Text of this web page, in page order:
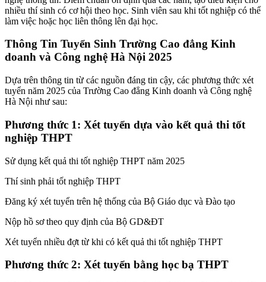
nhiều thí sinh có cơ hội theo học. Sinh viên sau khi tốt nghiệp có thể
làm việc hoặc học liên thông lên đại học.
Thông Tin Tuyển Sinh Trường Cao đẳng Kinh
doanh và Công nghệ Hà Nội 2025
Dựa trên thông tin từ các nguồn đáng tin cậy, các phương thức xét
tuyển năm 2025 của Trường Cao đẳng Kinh doanh và Công nghệ
Hà Nội như sau:
Phương thức 1: Xét tuyển dựa vào kết quả thi tốt
nghiệp THPT
Sử dụng kết quả thi tốt nghiệp THPT năm 2025
Thí sinh phải tốt nghiệp THPT
Đăng ký xét tuyển trên hệ thống của Bộ Giáo dục và Đào tạo
Nộp hồ sơ theo quy định của Bộ GD&ĐT
Xét tuyển nhiều đợt từ khi có kết quả thi tốt nghiệp THPT
Phương thức 2: Xét tuyển bằng học bạ THPT